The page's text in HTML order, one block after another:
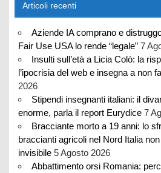
Articoli recenti
Aziende IA comprano e
Fair Use USA lo rende “legale” 7
Insulti sull’età a Licia Colò: la
l’ipocrisia del web e insegna a non
2026
Stipendi insegnanti italiani: il
enorme, parla il report Eurydice 7
Bracciante morto a 19 anni: lo
braccianti agricoli nel Nord Italia
invisibile 5 Agosto 2026
Abbattimento orsi Romania: